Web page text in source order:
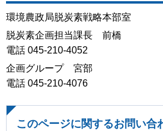
環境農政局脱炭素戦略本部室
脱炭素企画担当課長 前橋
電話 045-210-4052
企画グループ 宮部
電話 045-210-4076
このページに関するお問い合